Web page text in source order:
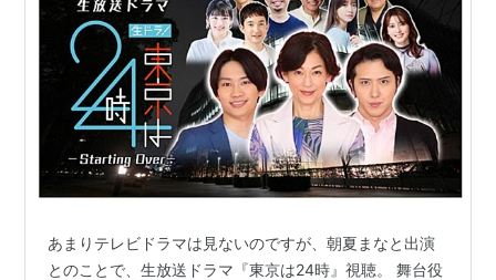
あまりテレビドラマは見ないのですが、朝夏まなと出演
とのことで、生放送ドラマ『東京は24時』視聴。 舞台役